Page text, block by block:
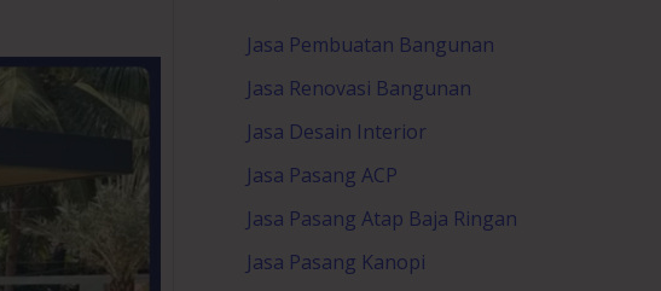
Jasa Pembuatan Bangunan
Jasa Renovasi Bangunan
Jasa Desain Interior
Jasa Pasang ACP
Jasa Pasang Atap Baja Ringan
Jasa Pasang Kanopi